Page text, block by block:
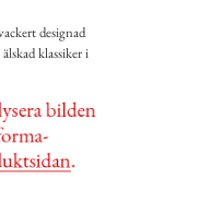
designad
klassiker i